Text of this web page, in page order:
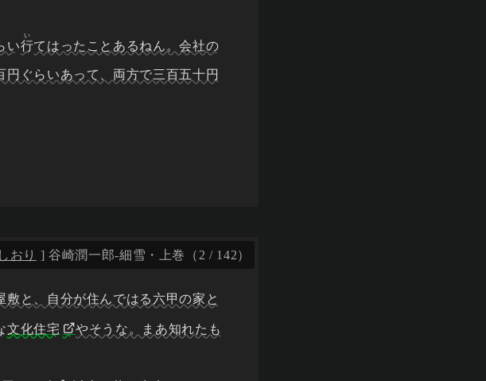
い行
い
てはったことあるねん。会社の
ぐらいあって、両方で三百五十円
と、自分が住んではる六甲の家と
文化住宅 やそうな。まあ知れたも
しおり ] 谷崎潤一郎-細雪・上巻（2 / 142）